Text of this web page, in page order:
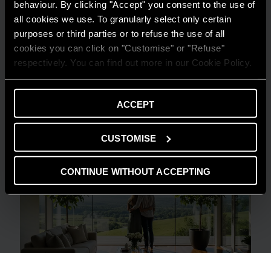
behaviour. By clicking "Accept" you consent to the use of
all cookies we use. To granularly select only certain
purposes or third parties or to refuse the use of all
cookies you can click on "Customise" or "Refuse"
respectively. You can find out more in our Cookie Policy.
ACCEPT
CUSTOMISE
CONTINUE WITHOUT ACCEPTING
GUIDA AL RISPARMIO
Quanto consuma un condizionatore?